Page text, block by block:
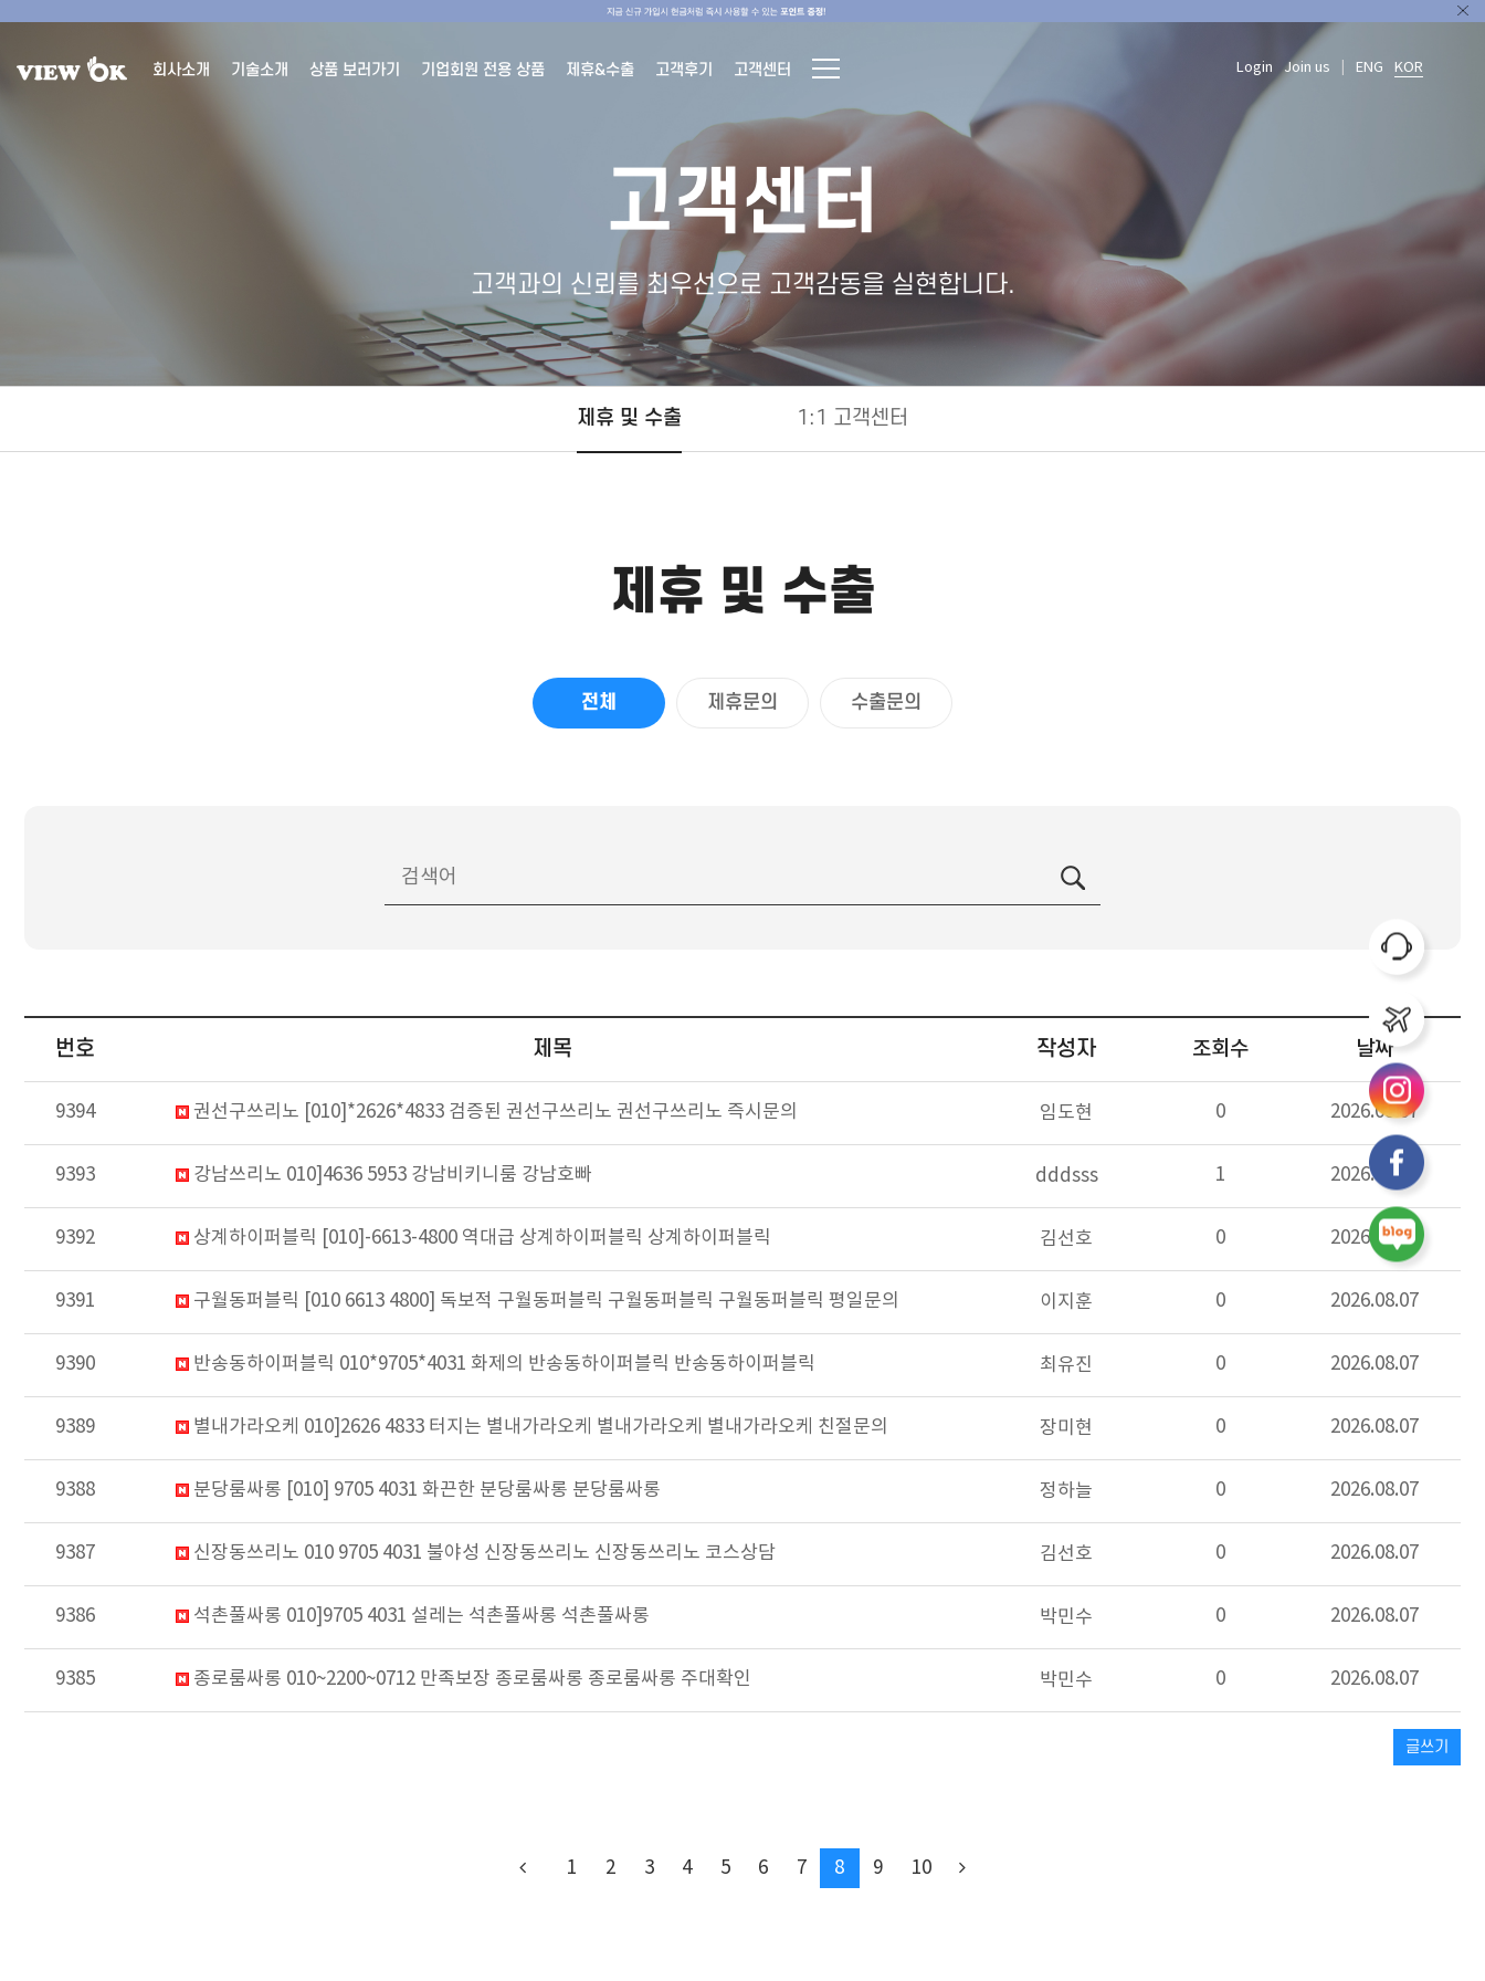
회사소개 기술소개 상품 보러가기 기업회원 전용 상품 제휴&수출 고객후기 고객센터 Login Join us ENG KOR
고객센터
고객과의 신뢰를 최우선으로 고객감동을 실현합니다.
제휴 및 수출 1:1 고객센터
제휴 및 수출
전체 제휴문의 수출문의
번호 제목 작성자 조회수 날짜
9394 권선구쓰리노 [010]*2626*4833 검증된 권선구쓰리노 권선구쓰리노 즉시문의 임도현 0 2026.08.07
9393 강남쓰리노 010]4636 5953 강남비키니룸 강남호빠 dddsss 1 2026.08.07
9392 상계하이퍼블릭 [010]-6613-4800 역대급 상계하이퍼블릭 상계하이퍼블릭 김선호 0 2026.08.07
9391 구월동퍼블릭 [010 6613 4800] 독보적 구월동퍼블릭 구월동퍼블릭 구월동퍼블릭 평일문의 이지훈 0 2026.08.07
9390 반송동하이퍼블릭 010*9705*4031 화제의 반송동하이퍼블릭 반송동하이퍼블릭 최유진 0 2026.08.07
9389 별내가라오케 010]2626 4833 터지는 별내가라오케 별내가라오케 별내가라오케 친절문의 장미현 0 2026.08.07
9388 분당룸싸롱 [010] 9705 4031 화끈한 분당룸싸롱 분당룸싸롱 정하늘 0 2026.08.07
9387 신장동쓰리노 010 9705 4031 불야성 신장동쓰리노 신장동쓰리노 코스상담 김선호 0 2026.08.07
9386 석촌풀싸롱 010]9705 4031 설레는 석촌풀싸롱 석촌풀싸롱 박민수 0 2026.08.07
9385 종로룸싸롱 010~2200~0712 만족보장 종로룸싸롱 종로룸싸롱 주대확인 박민수 0 2026.08.07
글쓰기
1 2 3 4 5 6 7 8 9 10